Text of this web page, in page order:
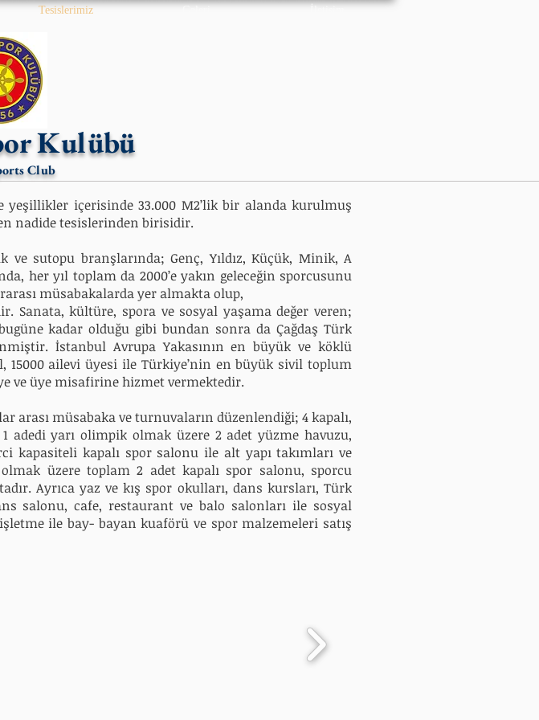
Tesislerimiz
Kulübü
Club
yeşillikler içerisinde 33.000 M2’lik bir alanda kurulmuş
nadide tesislerinden birisidir.
ve sutopu branşlarında; Genç, Yıldız, Küçük, Minik, A
her yıl toplam da 2000’e yakın geleceğin sporcusunu
müsabakalarda yer almakta olup,
Sanata, kültüre, spora ve sosyal yaşama değer veren;
kadar olduğu gibi bundan sonra da Çağdaş Türk
İstanbul Avrupa Yakasının en büyük ve köklü
15000 ailevi üyesi ile Türkiye’nin en büyük sivil toplum
ve üye misafirine hizmetvermektedir.
arası müsabaka ve turnuvaların düzenlendiği; 4 kapalı,
1 adediyarı olimpik olmak üzere 2 adet yüzme havuzu,
kapasiteli kapalı spor salonu ile alt yapı takımları ve
üzere toplam 2 adet kapalı spor salonu, sporcu
Ayrıca yaz ve kış spor okulları, dans kursları, Türk
salonu, cafe, restaurant ve balo salonları ile sosyal
ile bay- bayan kuaförü ve spor malzemeleri satış